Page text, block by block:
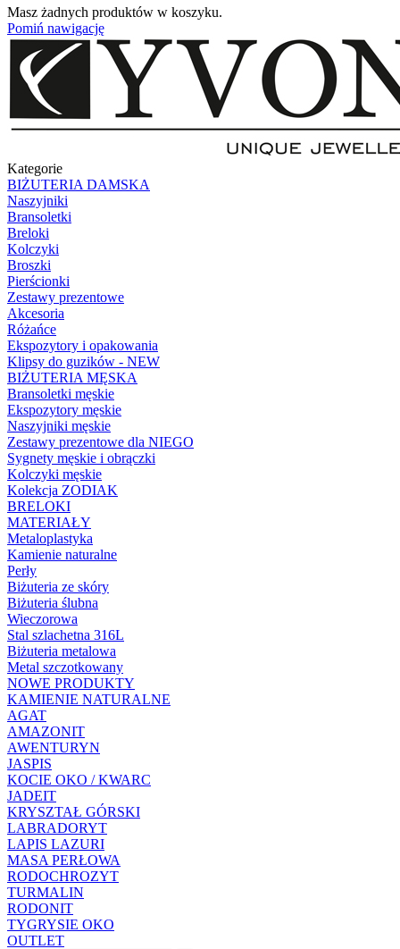
Masz żadnych produktów w koszyku.
Pomiń nawigację
Kategorie
BIŻUTERIA DAMSKA
Naszyjniki
Bransoletki
Breloki
Kolczyki
Broszki
Pierścionki
Zestawy prezentowe
Akcesoria
Różańce
Ekspozytory i opakowania
Klipsy do guzików - NEW
BIŻUTERIA MĘSKA
Bransoletki męskie
Ekspozytory męskie
Naszyjniki męskie
Zestawy prezentowe dla NIEGO
Sygnety męskie i obrączki
Kolczyki męskie
Kolekcja ZODIAK
BRELOKI
MATERIAŁY
Metaloplastyka
Kamienie naturalne
Perły
Biżuteria ze skóry
Biżuteria ślubna
Wieczorowa
Stal szlachetna 316L
Biżuteria metalowa
Metal szczotkowany
NOWE PRODUKTY
KAMIENIE NATURALNE
AGAT
AMAZONIT
AWENTURYN
JASPIS
KOCIE OKO / KWARC
JADEIT
KRYSZTAŁ GÓRSKI
LABRADORYT
LAPIS LAZURI
MASA PERŁOWA
RODOCHROZYT
TURMALIN
RODONIT
TYGRYSIE OKO
OUTLET